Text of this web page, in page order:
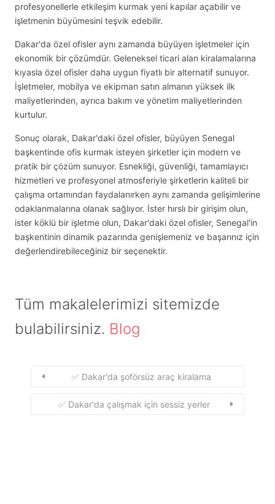
profesyonellerle etkileşim kurmak yeni kapılar açabilir ve
işletmenin büyümesini teşvik edebilir.
Dakar'da özel ofisler aynı zamanda büyüyen işletmeler için
ekonomik bir çözümdür. Geleneksel ticari alan kiralamalarına
kıyasla özel ofisler daha uygun fiyatlı bir alternatif sunuyor.
İşletmeler, mobilya ve ekipman satın almanın yüksek ilk
maliyetlerinden, ayrıca bakım ve yönetim maliyetlerinden
kurtulur.
Sonuç olarak, Dakar'daki özel ofisler, büyüyen Senegal
başkentinde ofis kurmak isteyen şirketler için modern ve
pratik bir çözüm sunuyor. Esnekliği, güvenliği, tamamlayıcı
hizmetleri ve profesyonel atmosferiyle şirketlerin kaliteli bir
çalışma ortamından faydalanırken aynı zamanda gelişimlerine
odaklanmalarına olanak sağlıyor. İster hırslı bir girişim olun,
ister köklü bir işletme olun, Dakar'daki özel ofisler, Senegal'in
başkentinin dinamik pazarında genişlemeniz ve başarınız için
değerlendirebileceğiniz bir seçenektir.
Tüm makalelerimizi sitemizde
bulabilirsiniz. Blog
✅ Dakar'da şoförsüz araç kiralama
✅ Dakar'da çalışmak için sessiz yerler